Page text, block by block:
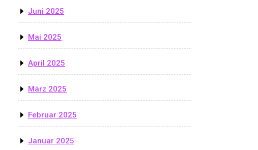
Juni 2025
Mai 2025
April 2025
März 2025
Februar 2025
Januar 2025